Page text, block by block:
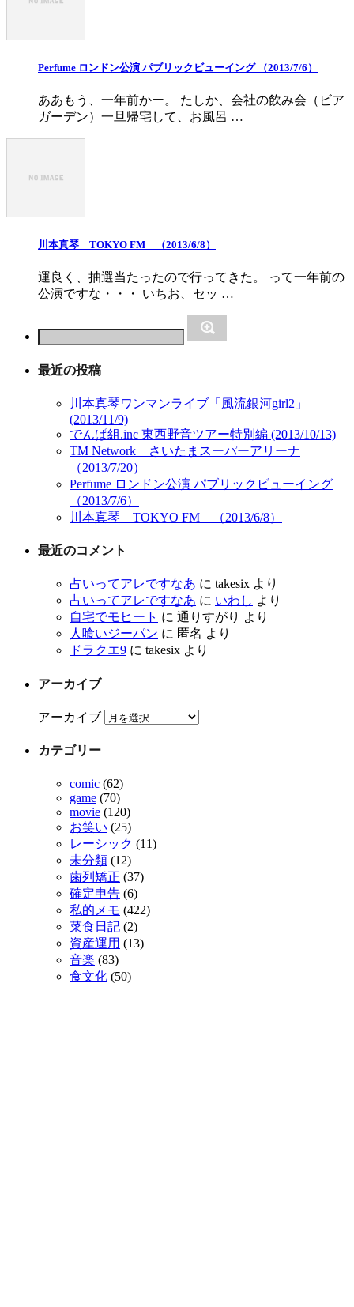
Perfume ロンドン公演 パブリックビューイング （2013/7/6）
ああもう、一年前かー。 たしか、会社の飲み会（ビア
ガーデン）一旦帰宅して、お風呂 …
川本真琴 TOKYO FM （2013/6/8）
運良く、抽選当たったので行ってきた。 って一年前の
公演ですな・・・ いちお、セッ …
最近の投稿
川本真琴ワンマンライブ「風流銀河girl2」
(2013/11/9)
でんぱ組.inc 東西野音ツアー特別編 (2013/10/13)
TM Network さいたまスーパーアリーナ
（2013/7/20）
Perfume ロンドン公演 パブリックビューイング
（2013/7/6）
川本真琴 TOKYO FM （2013/6/8）
最近のコメント
占いってアレですなあ に takesix より
占いってアレですなあ に いわし より
自宅でモヒート に 通りすがり より
人喰いジーパン に 匿名 より
ドラクエ9 に takesix より
アーカイブ
アーカイブ
カテゴリー
comic (62)
game (70)
movie (120)
お笑い (25)
レーシック (11)
未分類 (12)
歯列矯正 (37)
確定申告 (6)
私的メモ (422)
菜食日記 (2)
資産運用 (13)
音楽 (83)
食文化 (50)